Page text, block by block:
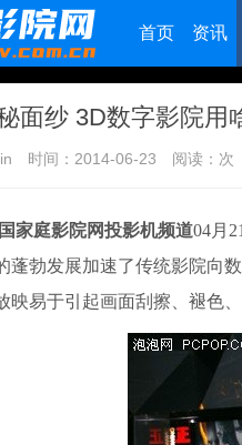
首页 资讯
面纱 3D数字影院用
时间：2014-06-23 阅读： 次
家庭影院网投影机频道04月
蓬勃发展加速了传统影院向
映易于引起画面刮擦、褪色